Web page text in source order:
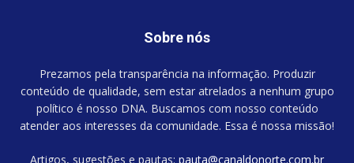
Sobre nós
Prezamos pela transparência na informação. Produzir
conteúdo de qualidade, sem estar atrelados a nenhum grupo
político é nosso DNA. Buscamos com nosso conteúdo
atender aos interesses da comunidade. Essa é nossa missão!
Artigos, sugestões e pautas: pauta@canaldonorte.com.br